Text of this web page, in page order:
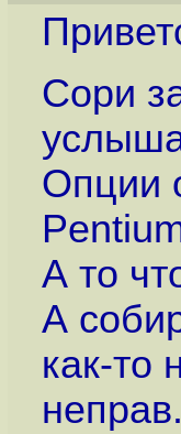
Сори
Опции
А то
А
как-то